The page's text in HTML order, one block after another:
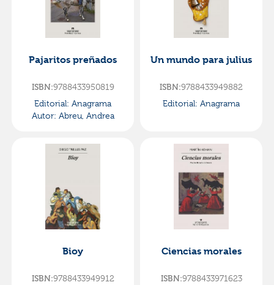
Pajaritos preñados
ISBN:9788433950819
Editorial: Anagrama
Autor: Abreu, Andrea
Un mundo para julius
ISBN:9788433949882
Editorial: Anagrama
Bioy
ISBN:9788433949912
Ciencias morales
ISBN:9788433971623